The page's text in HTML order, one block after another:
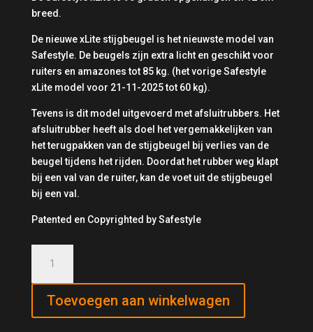
breed.
De nieuwe xLite stijgbeugel is het nieuwste model van
Safestyle. De beugels zijn extra licht en geschikt voor
ruiters en amazones tot 85 kg. (het vorige Safestyle
xLite model voor 21-11-2025 tot 60 kg).
Tevens is dit model uitgevoerd met afsluitrubbers. Het
afsluitrubber heeft als doel het vergemakkelijken van
het terugpakken van de stijgbeugel bij verlies van de
beugel tijdens het rijden. Doordat het rubber weg klapt
bij een val van de ruiter, kan de voet uit de stijgbeugel
bij een val.
Patented en Copyrighted by Safestyle
stijgbeugels
quantity
Toevoegen aan winkelwagen